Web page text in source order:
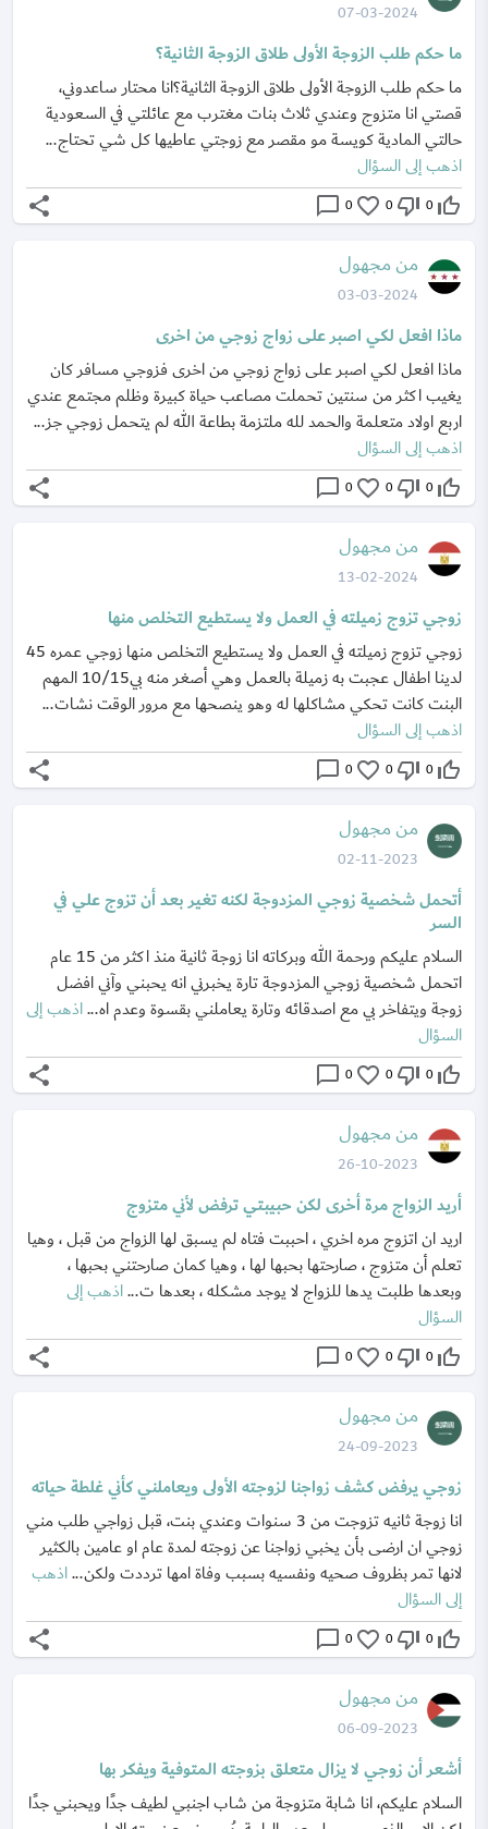
07-03-2024
ما حكم طلب الزوجة الأولى طلاق الزوجة الثانية؟
ما حكم طلب الزوجة الأولى طلاق الزوجة الثانية؟انا محتار ساعدوني،
قصتي انا متزوج وعندي ثلاث بنات مغترب مع عائلتي في السعودية
حالتي المادية كويسة مو مقصر مع زوجتي عاطيها كل شي تحتاج...
اذهب إلى السؤال
thumb_up_off_alt
0
thumb_down_off_alt
0
favorite_border
0
chat_bubble_outline
share
من مجهول
03-03-2024
ماذا افعل لكي اصبر على زواج زوجي من اخرى
ماذا افعل لكي اصبر على زواج زوجي من اخرى فزوجي مسافر كان
يغيب اكثر من سنتين تحملت مصاعب حياة كبيرة وظلم مجتمع عندي
اربع اولاد متعلمة والحمد لله ملتزمة بطاعة الله لم يتحمل زوجي جز...
اذهب إلى السؤال
thumb_up_off_alt
0
thumb_down_off_alt
0
favorite_border
0
chat_bubble_outline
share
من مجهول
13-02-2024
زوجي تزوج زميلته في العمل ولا يستطيع التخلص منها
زوجي تزوج زميلته في العمل ولا يستطيع التخلص منها زوجي عمره 45
لدينا اطفال عجبت به زميلة بالعمل وهي أصغر منه بي10/15 المهم
البنت كانت تحكي مشاكلها له وهو ينصحها مع مرور الوقت نشات...
اذهب إلى السؤال
thumb_up_off_alt
0
thumb_down_off_alt
0
favorite_border
0
chat_bubble_outline
share
من مجهول
02-11-2023
أتحمل شخصية زوجي المزدوجة لكنه تغير بعد أن تزوج علي في
السر
السلام عليكم ورحمة الله وبركاته انا زوجة ثانية منذ اكثر من 15 عام
اتحمل شخصية زوجي المزدوجة تارة يخبرني انه يحبني وآني افضل
زوجة ويتفاخر بي مع اصدقائه وتارة يعاملني بقسوة وعدم اه...اذهب إلى
السؤال
thumb_up_off_alt
0
thumb_down_off_alt
0
favorite_border
0
chat_bubble_outline
share
من مجهول
26-10-2023
أريد الزواج مرة أخرى لكن حبيبتي ترفض لأني متزوج
اريد ان اتزوج مره اخري ، احببت فتاه لم يسبق لها الزواج من قبل ، وهيا
تعلم أن متزوج ، صارحتها بحبها لها ، وهيا كمان صارحتني بحبها ،
وبعدها طلبت يدها للزواج لا يوجد مشكله ، بعدها ت...اذهب إلى
السؤال
thumb_up_off_alt
0
thumb_down_off_alt
0
favorite_border
0
chat_bubble_outline
share
من مجهول
24-09-2023
زوجي يرفض كشف زواجنا لزوجته الأولى ويعاملني كأني غلطة حياته
انا زوجة ثانيه تزوجت من 3 سنوات وعندي بنت، قبل زواجي طلب مني
زوجي ان ارضى بأن يخبي زواجنا عن زوجته لمدة عام او عامين بالكثير
لانها تمر بظروف صحيه ونفسيه بسبب وفاة امها ترددت ولكن...اذهب
إلى السؤال
thumb_up_off_alt
0
thumb_down_off_alt
0
favorite_border
0
chat_bubble_outline
share
من مجهول
06-09-2023
أشعر أن زوجي لا يزال متعلق بزوجته المتوفية ويفكر بها
السلام عليكم، انا شابة متزوجة من شاب اجنبي لطيف جدًا ويحبني جدًا